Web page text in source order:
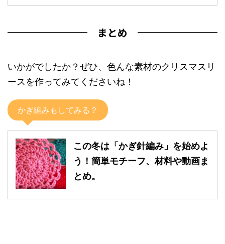
まとめ
いかがでしたか？ぜひ、色んな素材のクリスマスリ
ースを作ってみてくださいね！
かぎ編みもしてみる？
この冬は「かぎ針編み」を始めよ
う！簡単モチーフ、材料や動画ま
とめ。